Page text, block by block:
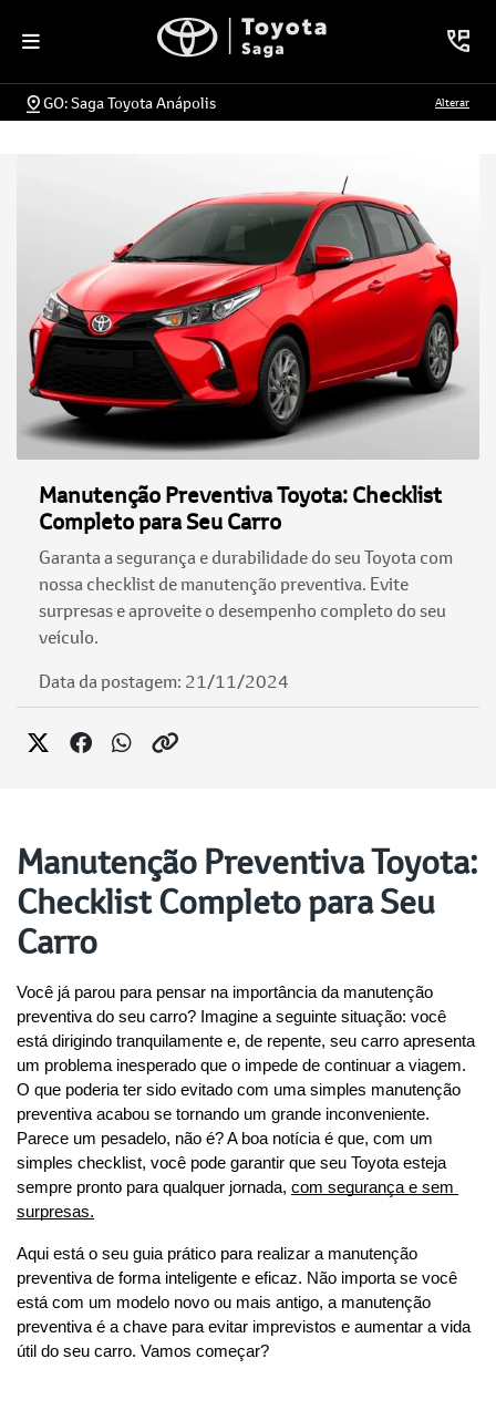
GO: Saga Toyota Anápolis Alterar
Manutenção Preventiva Toyota: Checklist
Completo para Seu Carro
Garanta a segurança e durabilidade do seu Toyota com
nossa checklist de manutenção preventiva. Evite
surpresas e aproveite o desempenho completo do seu
veículo.
Data da postagem: 21/11/2024
Manutenção Preventiva Toyota:
Checklist Completo para Seu
Carro
Você já parou para pensar na importância da manutenção
preventiva do seu carro? Imagine a seguinte situação: você
está dirigindo tranquilamente e, de repente, seu carro apresenta
um problema inesperado que o impede de continuar a viagem.
O que poderia ter sido evitado com uma simples manutenção
preventiva acabou se tornando um grande inconveniente.
Parece um pesadelo, não é? A boa notícia é que, com um
simples checklist, você pode garantir que seu Toyota esteja
sempre pronto para qualquer jornada, com segurança e sem
surpresas.
Aqui está o seu guia prático para realizar a manutenção
preventiva de forma inteligente e eficaz. Não importa se você
está com um modelo novo ou mais antigo, a manutenção
preventiva é a chave para evitar imprevistos e aumentar a vida
útil do seu carro. Vamos começar?